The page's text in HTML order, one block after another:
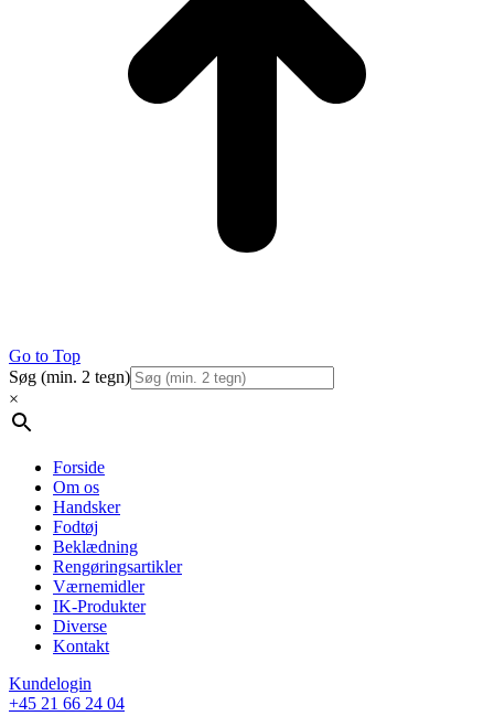
Go to Top
Søg (min. 2 tegn)
×
Forside
Om os
Handsker
Fodtøj
Beklædning
Rengøringsartikler
Værnemidler
IK-Produkter
Diverse
Kontakt
Kundelogin
+45 21 66 24 04